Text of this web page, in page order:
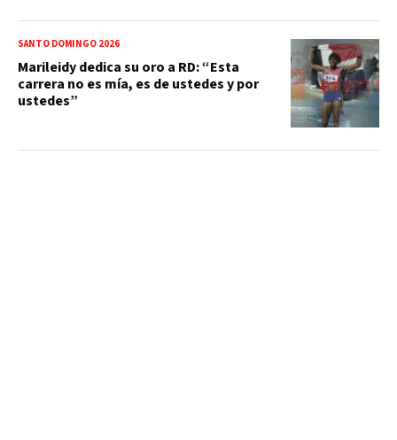
SANTO DOMINGO 2026
Marileidy dedica su oro a RD: “Esta
carrera no es mía, es de ustedes y por
ustedes”